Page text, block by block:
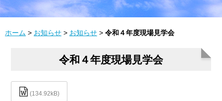
ホーム > お知らせ > お知らせ > 令和４年度現場見学会
令和４年度現場見学会
134.92kB